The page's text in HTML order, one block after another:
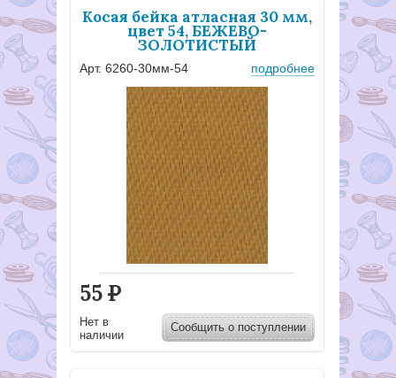
Косая бейка атласная 30 мм,
цвет 54, БЕЖЕВО-
ЗОЛОТИСТЫЙ
Арт. 6260-30мм-54 подробнее
55Р
Нет в
наличии
Сообщить о поступлении